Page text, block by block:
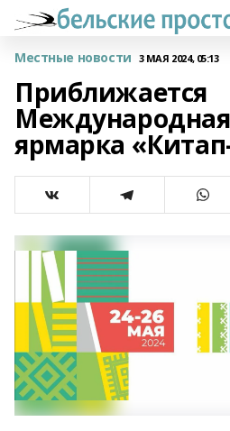
Местные новости 3 МАЯ 2024, 05:13
Приближается
ярмарка